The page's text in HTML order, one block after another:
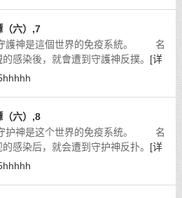
（六）,7
神是這個世界的免疫系統。 名
感染後，就會遭到守護神反撲。 [详
（六）,8
神是这个世界的免疫系统。 名
感染后，就会遭到守护神反扑。 [详